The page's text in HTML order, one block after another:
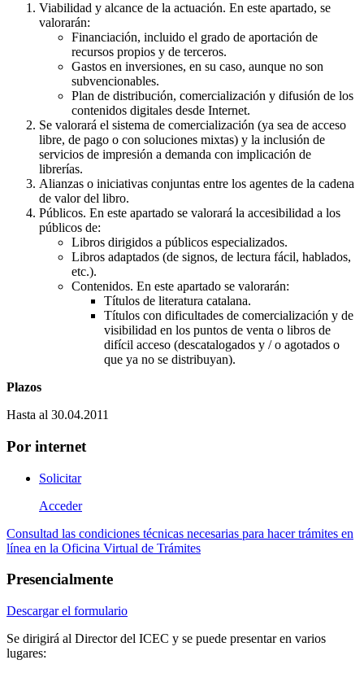
Viabilidad y alcance de la actuación. En este apartado, se
valorarán:
Financiación, incluido el grado de aportación de
recursos propios y de terceros.
Gastos en inversiones, en su caso, aunque no son
subvencionables.
Plan de distribución, comercialización y difusión de los
contenidos digitales desde Internet.
Se valorará el sistema de comercialización (ya sea de acceso
libre, de pago o con soluciones mixtas) y la inclusión de
servicios de impresión a demanda con implicación de
librerías.
Alianzas o iniciativas conjuntas entre los agentes de la cadena
de valor del libro.
Públicos. En este apartado se valorará la accesibilidad a los
públicos de:
Libros dirigidos a públicos especializados.
Libros adaptados (de signos, de lectura fácil, hablados,
etc.).
Contenidos. En este apartado se valorarán:
Títulos de literatura catalana.
Títulos con dificultades de comercialización y de
visibilidad en los puntos de venta o libros de
difícil acceso (descatalogados y / o agotados o
que ya no se distribuyan).
Plazos
Hasta al 30.04.2011
Por internet
Solicitar
Acceder
Consultad las condiciones técnicas necesarias para hacer trámites en
línea en la Oficina Virtual de Trámites
Presencialmente
Descargar el formulario
Se dirigirá al Director del ICEC y se puede presentar en varios
lugares: